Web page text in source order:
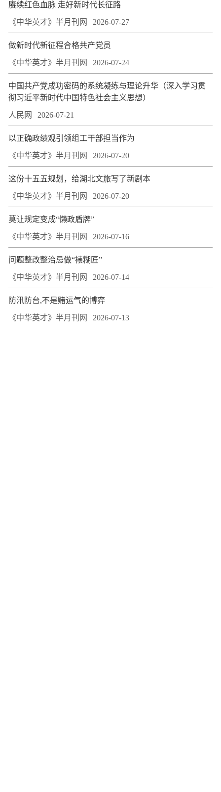
赓续红色血脉 走好新时代长征路
《中华英才》半月刊网 2026-07-27
做新时代新征程合格共产党员
《中华英才》半月刊网 2026-07-24
中国共产党成功密码的系统凝练与理论升华（深入学习贯
彻习近平新时代中国特色社会主义思想）
人民网 2026-07-21
以正确政绩观引领组工干部担当作为
《中华英才》半月刊网 2026-07-20
这份十五五规划，给湖北文旅写了新剧本
《中华英才》半月刊网 2026-07-20
莫让规定变成“懒政盾牌”
《中华英才》半月刊网 2026-07-16
问题整改整治忌做“裱糊匠”
《中华英才》半月刊网 2026-07-14
防汛防台,不是赌运气的博弈
《中华英才》半月刊网 2026-07-13